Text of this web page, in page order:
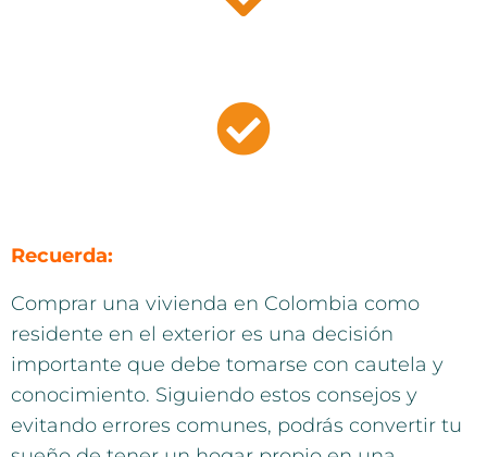
Recuerda:
Comprar una vivienda en Colombia como
residente en el exterior es una decisión
importante que debe tomarse con cautela y
conocimiento. Siguiendo estos consejos y
evitando errores comunes, podrás convertir tu